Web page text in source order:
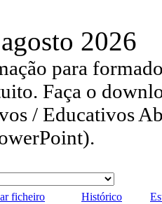
2026
para
Faça o
/ Educativos
ficheiro Histórico